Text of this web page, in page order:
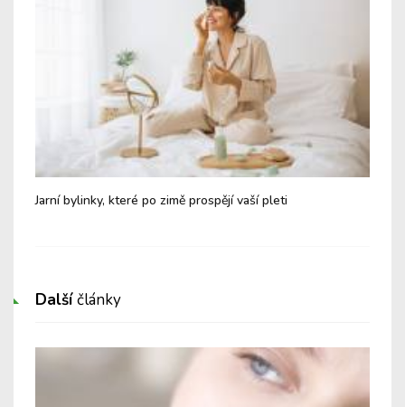
Jarní bylinky, které po zimě prospějí vaší pleti
Dalšíčlánky